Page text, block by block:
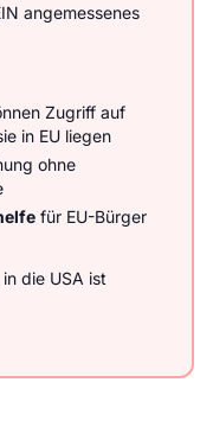
angemessenes
Zugriff auf
in EU liegen
ohne
für EU-Bürger
die USA ist